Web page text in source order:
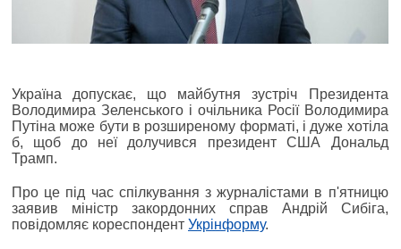
Україна допускає, що майбутня зустріч Президента
Володимира Зеленського і очільника Росії Володимира
Путіна може бути в розширеному форматі, і дуже хотіла
б, щоб до неї долучився президент США Дональд
Трамп.
Про це під час спілкування з журналістами в п'ятницю
заявив міністр закордонних справ Андрій Сибіга,
повідомляє кореспондент Укрінформу.